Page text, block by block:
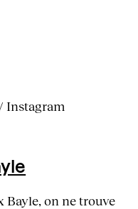
Instagram
Bayle, on ne trouve